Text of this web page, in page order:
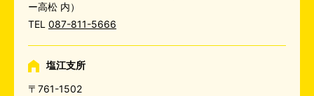
ー高松 内）
TEL 087-811-5666
塩江支所
〒761-1502